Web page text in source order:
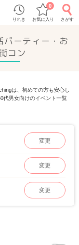
りれき お気に入り
0
さがす
ーティー・お
コン
は、初めての方も安心し
代男女向けのイベント一覧
変更
変更
変更